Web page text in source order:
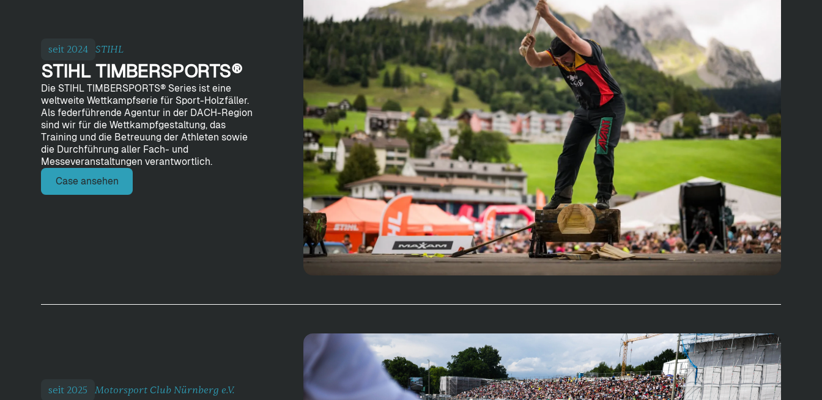
seit 2024 STIHL
STIHL TIMBERSPORTS®
Die STIHL TIMBERSPORTS® Series ist eine
weltweite Wettkampfserie für Sport-Holzfäller.
Als federführende Agentur in der DACH-Region
sind wir für die Wettkampfgestaltung, das
Training und die Betreuung der Athleten sowie
die Durchführung aller Fach- und
Messeveranstaltungen verantwortlich.
Case ansehen
seit 2025 Motorsport Club Nürnberg e.V.